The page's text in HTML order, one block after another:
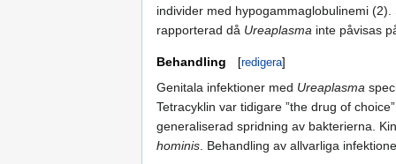
individer med hypogammaglobulinemi
rapporterad då Ureaplasma inte påvisas
Behandling [redigera]
Genitala infektioner med Ureaplasma
Tetracyklin var tidigare ”the drug of
generaliserad spridning av bakterierna.
hominis. Behandling av allvarliga